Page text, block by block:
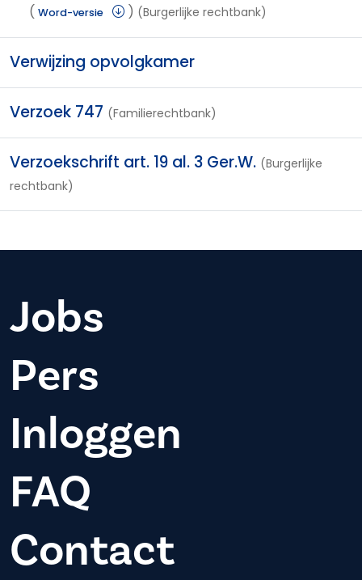
( Word-versie ) (Burgerlijke rechtbank)
Verwijzing opvolgkamer
Verzoek 747 (Familierechtbank)
Verzoekschrift art. 19 al. 3 Ger.W. (Burgerlijke
rechtbank)
Jobs
Pers
Inloggen
FAQ
Contact